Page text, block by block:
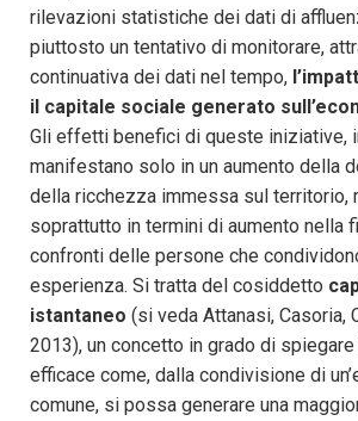
rilevazioni statistiche dei dati di
piuttosto un tentativo di monitorare,
continuativa dei dati nel tempo,
il capitale sociale generato
Gli effetti benefici di queste iniziative,
manifestano solo in un aumento della
della ricchezza immessa sul territorio,
soprattutto in termini di aumento nella
confronti delle persone che
esperienza. Si tratta del cosiddetto
istantaneo (si veda Attanasi, Casoria,
2013), un concetto in grado di
efficace come, dalla condivisione di
comune, si possa generare una